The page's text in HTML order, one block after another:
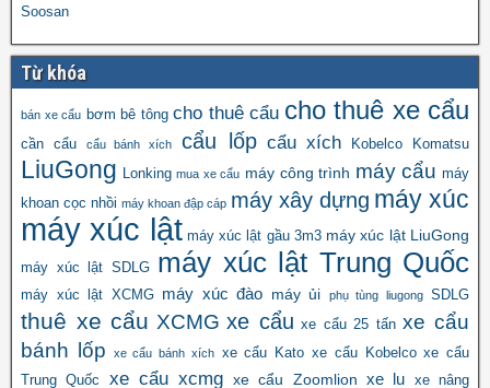
Soosan
Từ khóa
bán xe cẩu bơm bê tông cho thuê cẩu cho thuê xe cẩu
cần cẩu cẩu bánh xích cẩu lốp cẩu xích Kobelco Komatsu
LiuGong Lonking mua xe cẩu máy công trình máy cẩu máy
khoan cọc nhồi máy khoan đập cáp máy xây dựng máy xúc
máy xúc lật máy xúc lật gầu 3m3 máy xúc lật LiuGong
máy xúc lật SDLG máy xúc lật Trung Quốc
máy xúc lật XCMG máy xúc đào máy ủi phụ tùng liugong SDLG
thuê xe cẩu XCMG xe cẩu xe cẩu 25 tấn xe cẩu
bánh lốp
xe cẩu bánh xích xe cẩu Kato xe cẩu Kobelco xe cẩu
Trung Quốc
xe cẩu xcmg xe cẩu Zoomlion xe lu xe nâng